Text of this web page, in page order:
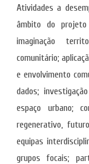
Atividades a
âmbito do projeto
imaginação
comunitário;
e envolvimento
dados;
espaço urbano;
regenerativo,
equipas
grupos focais;